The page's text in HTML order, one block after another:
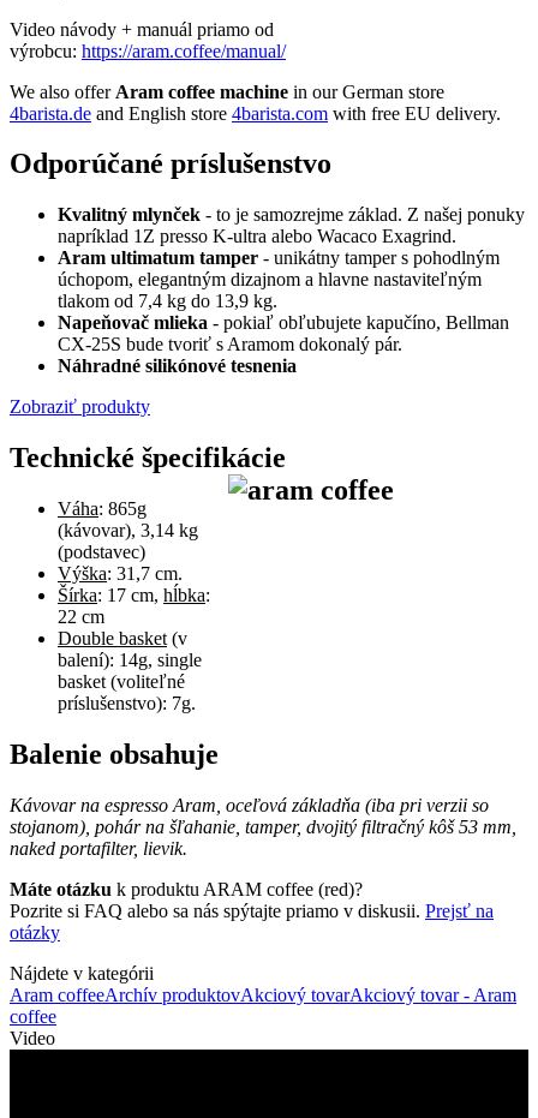
Video návody + manuál priamo od
výrobcu: https://aram.coffee/manual/
We also offer Aram coffee machine in our German store
4barista.de and English store 4barista.com with free EU delivery.
Odporúčané príslušenstvo
Kvalitný mlynček - to je samozrejme základ. Z našej ponuky
napríklad 1Z presso K-ultra alebo Wacaco Exagrind.
Aram ultimatum tamper - unikátny tamper s pohodlným
úchopom, elegantným dizajnom a hlavne nastaviteľným
tlakom od 7,4 kg do 13,9 kg.
Napeňovač mlieka - pokiaľ obľubujete kapučíno, Bellman
CX-25S bude tvoriť s Aramom dokonalý pár.
Náhradné silikónové tesnenia
Zobraziť produkty
Technické špecifikácie
Váha: 865g
(kávovar), 3,14 kg
(podstavec)
Výška: 31,7 cm.
Šírka: 17 cm, hĺbka:
22 cm
Double basket (v
balení): 14g, single
basket (voliteľné
príslušenstvo): 7g.
Balenie obsahuje
Kávovar na espresso Aram, oceľová základňa (iba pri verzii so
stojanom), pohár na šľahanie, tamper, dvojitý filtračný kôš 53 mm,
naked portafilter, lievik.
Máte otázku k produktu ARAM coffee (red)?
Pozrite si FAQ alebo sa nás spýtajte priamo v diskusii. Prejsť na
otázky
Nájdete v kategórii
Aram coffeeArchív produktovAkciový tovarAkciový tovar - Aram
coffee
Video